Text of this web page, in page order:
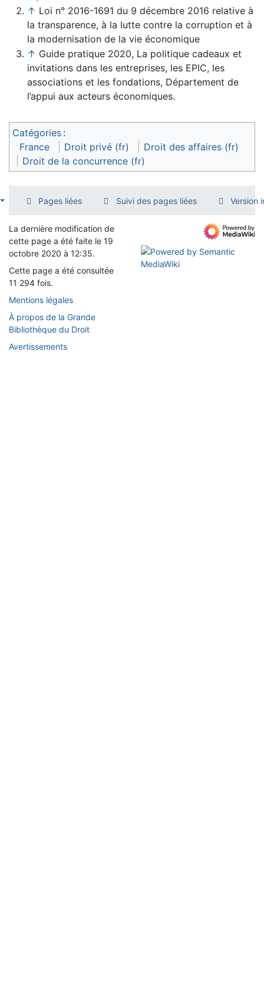
↑ Loi n° 2016-1691 du 9 décembre 2016 relative à
la transparence, à la lutte contre la corruption et à
la modernisation de la vie économique
↑ Guide pratique 2020, La politique cadeaux et
invitations dans les entreprises, les EPIC, les
associations et les fondations, Département de
l’appui aux acteurs économiques.
Catégories :
France
Droit privé (fr)
Droit des affaires (fr)
Droit de la concurrence (fr)
Pages liées Suivi des pages liées Version
La dernière modification de
cette page a été faite le 19
octobre 2020 à 12:35.
Cette page a été consultée
11 294 fois.
Mentions légales
À propos de la Grande
Bibliothèque du Droit
Avertissements